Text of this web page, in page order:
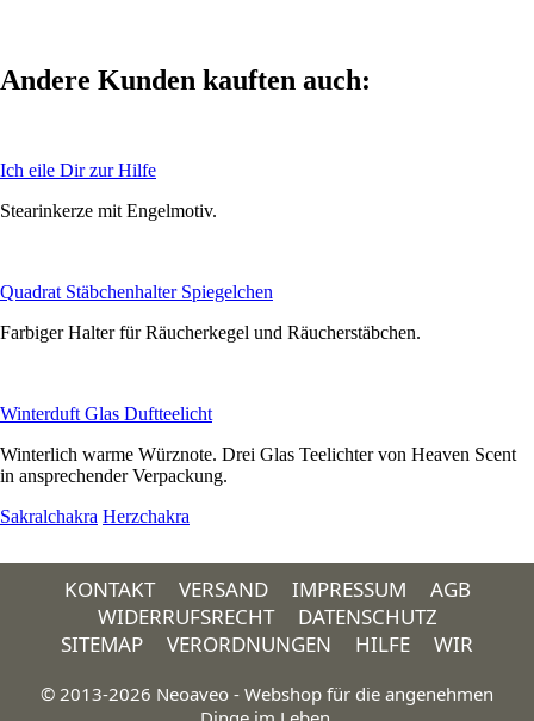
Andere Kunden kauften auch:
Ich eile Dir zur Hilfe
Stearinkerze mit Engelmotiv.
Quadrat Stäbchenhalter Spiegelchen
Farbiger Halter für Räucherkegel und Räucherstäbchen.
Winterduft Glas Duftteelicht
Winterlich warme Würznote. Drei Glas Teelichter von Heaven Scent
in ansprechender Verpackung.
Sakralchakra Herzchakra
KONTAKT VERSAND IMPRESSUM
AGB
WIDERRUFSRECHT
DATENSCHUTZ
SITEMAP
VERORDNUNGEN HILFE WIR
© 2013-2026 Neoaveo - Webshop für die angenehmen